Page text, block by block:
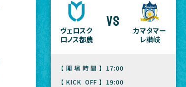
ヴェロスク
ロノス都農
vs
カマタマー
レ讃岐
【開場時間】
17:00
【KICK OFF】
19:00